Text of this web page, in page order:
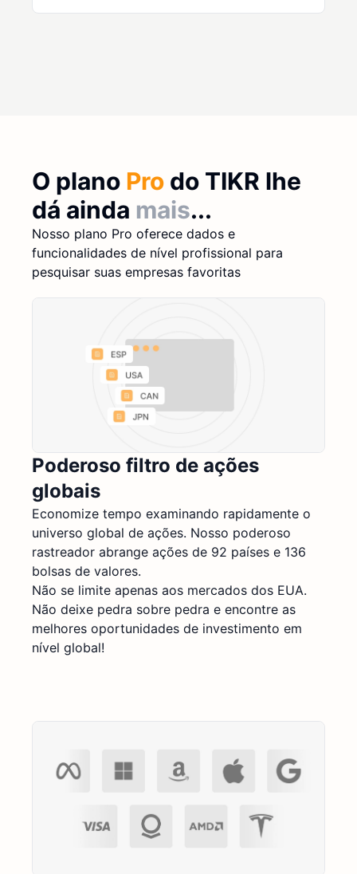
O plano Pro do TIKR lhe
dá ainda mais...
Nosso plano Pro oferece dados e
funcionalidades de nível profissional para
pesquisar suas empresas favoritas
Poderoso filtro de ações
globais
Economize tempo examinando rapidamente o
universo global de ações. Nosso poderoso
rastreador abrange ações de 92 países e 136
bolsas de valores.
Não se limite apenas aos mercados dos EUA.
Não deixe pedra sobre pedra e encontre as
melhores oportunidades de investimento em
nível global!